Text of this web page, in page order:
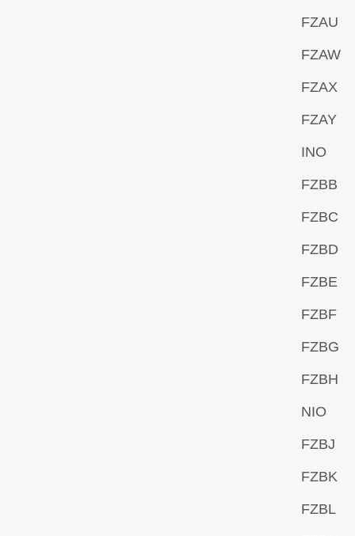
FZAU
FZAW
FZAX
FZAY
INO
FZBB
FZBC
FZBD
FZBE
FZBF
FZBG
FZBH
NIO
FZBJ
FZBK
FZBL